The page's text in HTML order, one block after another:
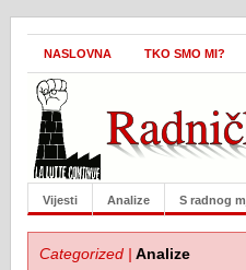
NASLOVNA TKO SMO MI?
Vijesti Analize S radnog
Categorized | Analize